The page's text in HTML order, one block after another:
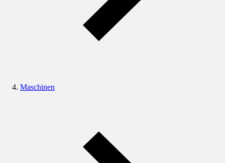
Maschinen